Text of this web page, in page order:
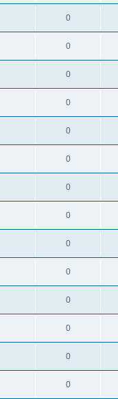
0
0
0
0
0
0
0
0
0
0
0
0
0
0